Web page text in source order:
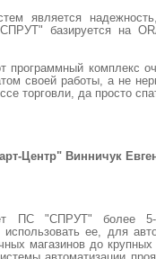
является надежность,
базируется на
программный комплекс
своей работы, а не
торговли, да просто
Центр" Винничук
ПС "СПРУТ" более 5-
ее, для
магазинов до крупных